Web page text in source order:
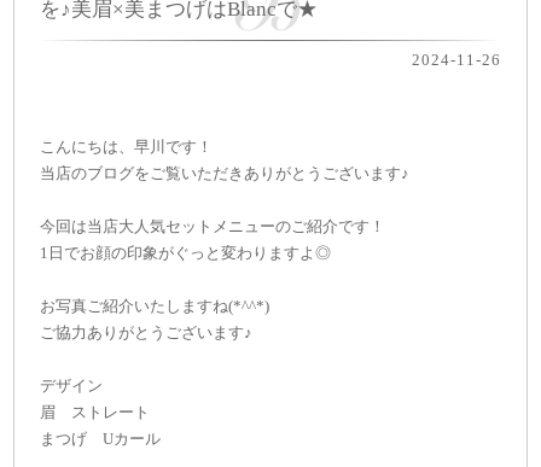
を♪美眉×美まつげはBlancで★
2024-11-26
こんにちは、早川です！
当店のブログをご覧いただきありがとうございます♪
今回は当店大人気セットメニューのご紹介です！
1日でお顔の印象がぐっと変わりますよ◎
お写真ご紹介いたしますね(*^^*)
ご協力ありがとうございます♪
デザイン
眉 ストレート
まつげ Uカール